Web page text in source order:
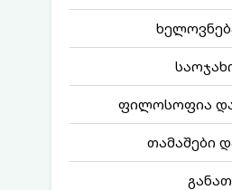
ფილოსოფია
თამაშები